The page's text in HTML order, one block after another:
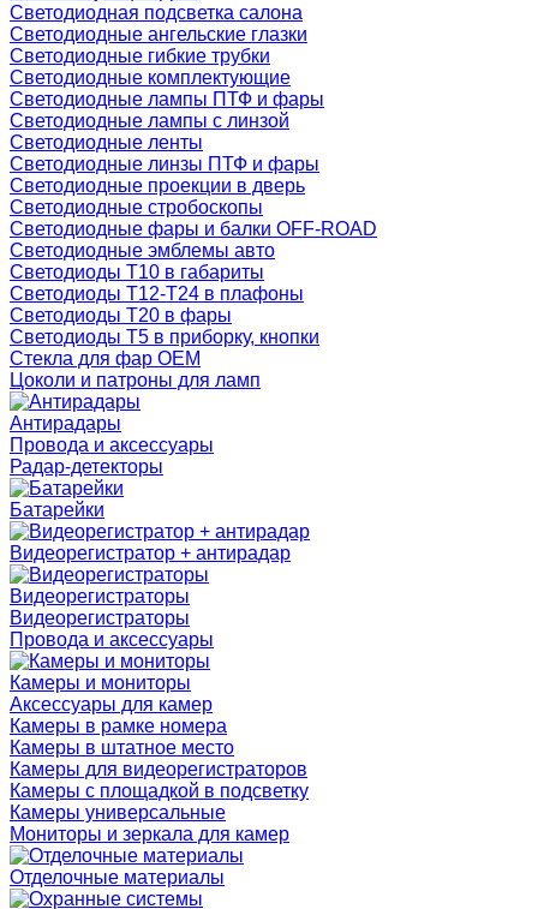
Светодиодная подсветка салона
Светодиодные ангельские глазки
Светодиодные гибкие трубки
Светодиодные комплектующие
Светодиодные лампы ПТФ и фары
Светодиодные лампы с линзой
Светодиодные ленты
Светодиодные линзы ПТФ и фары
Светодиодные проекции в дверь
Светодиодные стробоскопы
Светодиодные фары и балки OFF-ROAD
Светодиодные эмблемы авто
Светодиоды T10 в габариты
Светодиоды T12-T24 в плафоны
Светодиоды T20 в фары
Светодиоды T5 в приборку, кнопки
Стекла для фар OEM
Цоколи и патроны для ламп
Антирадары
Провода и аксессуары
Радар-детекторы
Батарейки
Видеорегистратор + антирадар
Видеорегистраторы
Видеорегистраторы
Провода и аксессуары
Камеры и мониторы
Аксессуары для камер
Камеры в рамке номера
Камеры в штатное место
Камеры для видеорегистраторов
Камеры с площадкой в подсветку
Камеры универсальные
Мониторы и зеркала для камер
Отделочные материалы